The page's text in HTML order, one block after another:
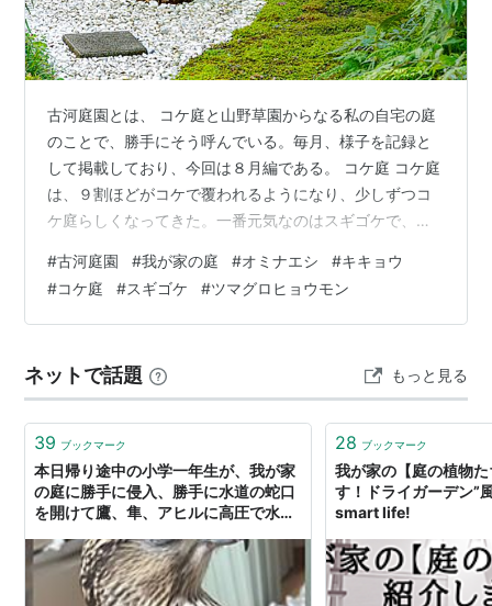
古河庭園とは、 コケ庭と山野草園からなる私の自宅の庭
のことで、勝手にそう呼んでいる。毎月、様子を記録と
して掲載しており、今回は８月編である。 コケ庭 コケ庭
は、９割ほどがコケで覆われるようになり、少しずつコ
ケ庭らしくなってきた。一番元気なのはスギゴケで、コ
小さなコロニーがある。 全体を見渡すと、部分的に少々
茶色に変色している箇所がある。酷暑の連続と強い日差
しの夏は、コケにはダメージが大きい。昨年はコケ庭全
は、早朝の散水後にヨシズで覆うようにした。本来は木
陰が望ましいが、物理的に無理であるから、ムレ…
#古河庭園 #我が家の庭 #オミナエシ #キキョウ
#コケ庭 #スギゴケ #ツマグロヒョウモン
ネットで話題 もっと見る
39 ブックマーク
本日帰り途中の小学一年生が、我が家
の庭に勝手に侵入、勝手に水道の蛇口
を開けて鷹、隼、アヒルに高圧で水を
おいたシャベルやボウル、バスケット
ボール大の岩まで投げつける…という
大事件が発生しました。
28 ブックマーク
我が家の【庭の植物
す！ドライガーデン”
smart life!